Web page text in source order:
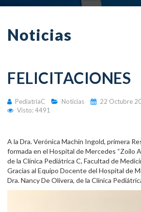
Noticias
FELICITACIONES
PediatriaC Noticias
22 Octubre
Visto: 4491
A la Dra. Verónica Machin Ingold, primera
formada en el Hospital de Mercedes “Zoilo
de la Clínica Pediátrica C, Facultad de
Gracias al Equipo Docente del Hospital de
Dra. Nancy De Olivera, de la Clínica